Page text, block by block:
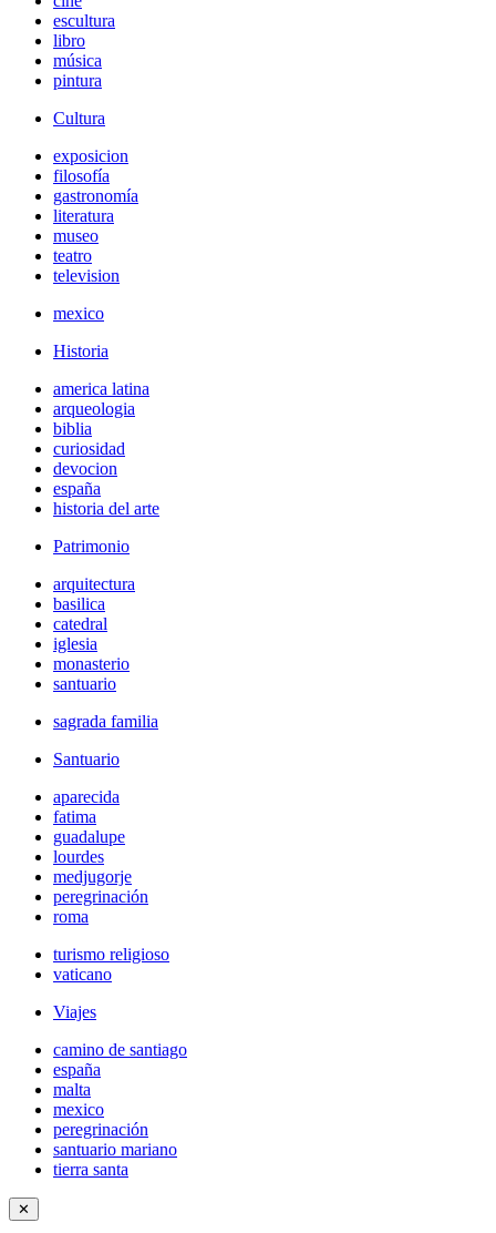
escultura
libro
música
pintura
Cultura
exposicion
filosofía
gastronomía
literatura
museo
teatro
television
mexico
Historia
america latina
arqueologia
biblia
curiosidad
devocion
españa
historia del arte
Patrimonio
arquitectura
basilica
catedral
iglesia
monasterio
santuario
sagrada familia
Santuario
aparecida
fatima
guadalupe
lourdes
medjugorje
peregrinación
roma
turismo religioso
vaticano
Viajes
camino de santiago
españa
malta
mexico
peregrinación
santuario mariano
tierra santa
✕